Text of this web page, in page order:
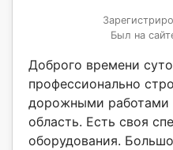
Был на
Доброго времени
профессионально
дорожными работами
область. Есть своя
оборудования.